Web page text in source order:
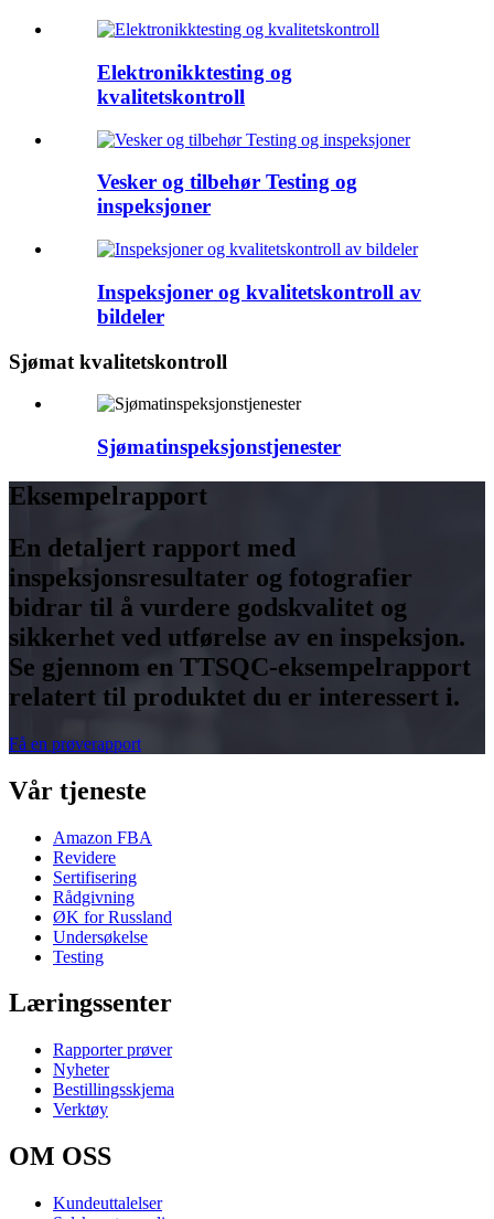
Elektronikktesting og
kvalitetskontroll
Vesker og tilbehør Testing og
inspeksjoner
Inspeksjoner og kvalitetskontroll av
bildeler
Sjømat kvalitetskontroll
Sjømatinspeksjonstjenester
Eksempelrapport
En detaljert rapport med
inspeksjonsresultater og fotografier
bidrar til å vurdere godskvalitet og
sikkerhet ved utførelse av en inspeksjon.
Se gjennom en TTSQC-eksempelrapport
relatert til produktet du er interessert i.
Få en prøverapport
Vår tjeneste
Amazon FBA
Revidere
Sertifisering
Rådgivning
ØK for Russland
Undersøkelse
Testing
Læringssenter
Rapporter prøver
Nyheter
Bestillingsskjema
Verktøy
OM OSS
Kundeuttalelser